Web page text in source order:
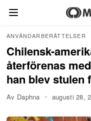
ANVÄNDARBERÄTTELSER
Chilensk-
återförenas
han blev stulen
Av Daphna augusti 28,